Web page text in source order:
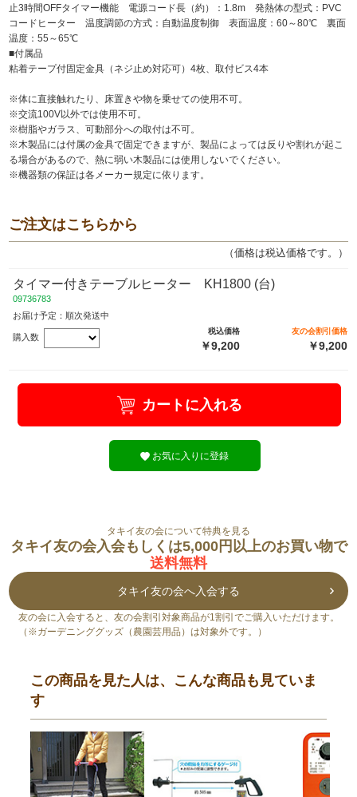
止3時間OFFタイマー機能 電源コード長（約）：1.8m 発熱体の型式：PVC
コードヒーター 温度調節の方式：自動温度制御 表面温度：60～80℃ 裏面
温度：55～65℃
■付属品
粘着テープ付固定金具（ネジ止め対応可）4枚、取付ビス4本
※体に直接触れたり、床置きや物を乗せての使用不可。
※交流100V以外では使用不可。
※樹脂やガラス、可動部分への取付は不可。
※木製品には付属の金具で固定できますが、製品によっては反りや割れが起こ
る場合があるので、熱に弱い木製品には使用しないでください。
※機器類の保証は各メーカー規定に依ります。
ご注文はこちらから
（価格は税込価格です。）
タイマー付きテーブルヒーター KH1800 (台)
09736783
お届け予定：順次発送中
購入数
税込価格
￥9,200
友の会割引価格
￥9,200
カートに入れる
お気に入りに登録
タキイ友の会について特典を見る
タキイ友の会入会もしくは5,000円以上のお買い物で
送料無料
タキイ友の会へ入会する
友の会に入会すると、友の会割引対象商品が1割引でご購入いただけます。
（※ガーデニンググッズ（農園芸用品）は対象外です。）
この商品を見た人は、こんな商品も見ていま
す